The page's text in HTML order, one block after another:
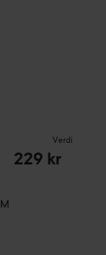
bidrar til å gjøre
med 32 personer
32 personer
myke
Verdi
229 kr